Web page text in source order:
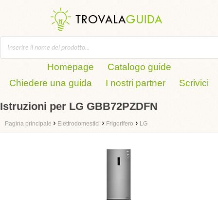
Homepage
Catalogo guide
Chiedere una guida
I nostri partner Scrivici
Istruzioni per LG GBB72PZDFN
Pagina principale › Elettrodomestici › Frigorifero › LG